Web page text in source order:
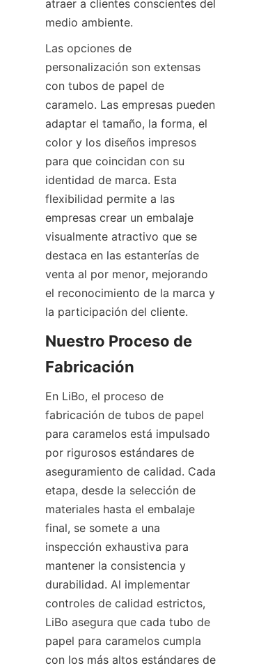
atraer a clientes conscientes del
medio ambiente.
Las opciones de
personalización son extensas
con tubos de papel de
caramelo. Las empresas pueden
adaptar el tamaño, la forma, el
color y los diseños impresos
para que coincidan con su
identidad de marca. Esta
flexibilidad permite a las
empresas crear un embalaje
visualmente atractivo que se
destaca en las estanterías de
venta al por menor, mejorando
el reconocimiento de la marca y
la participación del cliente.
Nuestro Proceso de
Fabricación
En LiBo, el proceso de
fabricación de tubos de papel
para caramelos está impulsado
por rigurosos estándares de
aseguramiento de calidad. Cada
etapa, desde la selección de
materiales hasta el embalaje
final, se somete a una
inspección exhaustiva para
mantener la consistencia y
durabilidad. Al implementar
controles de calidad estrictos,
LiBo asegura que cada tubo de
papel para caramelos cumpla
con los más altos estándares de